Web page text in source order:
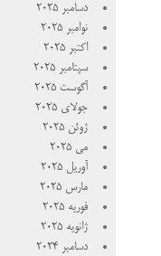
دسامبر 2025
نوامبر 2025
اکتبر 2025
سپتامبر 2025
آگوست 2025
جولای 2025
ژوئن 2025
می 2025
آوریل 2025
مارس 2025
فوریه 2025
ژانویه 2025
دسامبر 2024